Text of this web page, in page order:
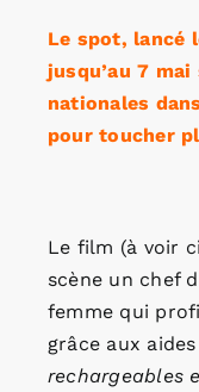
Le spot, lancé
jusqu’au 7
nationales
pour toucher
Le film (à voir
scène un chef
femme qui
grâce aux
rechargeables